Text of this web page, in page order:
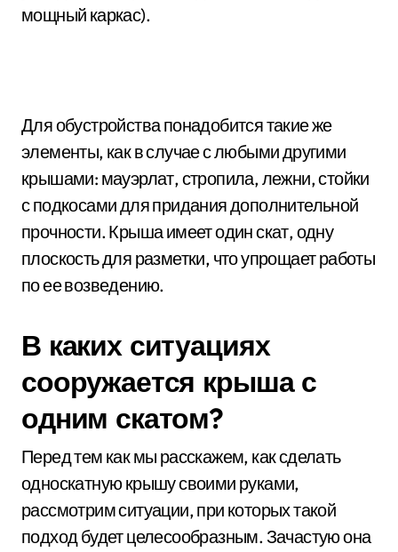
мощный каркас).
Для обустройства понадобится такие же
элементы, как в случае с любыми другими
крышами: мауэрлат, стропила, лежни, стойки
с подкосами для придания дополнительной
прочности. Крыша имеет один скат, одну
плоскость для разметки, что упрощает работы
по ее возведению.
В каких ситуациях
сооружается крыша с
одним скатом?
Перед тем как мы расскажем, как сделать
односкатную крышу своими руками,
рассмотрим ситуации, при которых такой
подход будет целесообразным. Зачастую она